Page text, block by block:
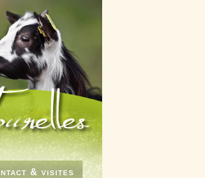
& visites